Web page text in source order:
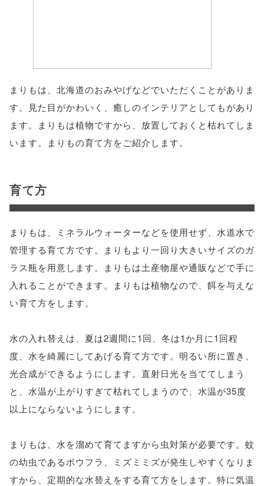
まりもは、北海道のおみやげなどでいただくことがありま
す。見た目がかわいく、癒しのインテリアとしてもがあり
ます。まりもは植物ですから、放置しておくと枯れてしま
います。まりもの育て方をご紹介します。
育て方
まりもは、ミネラルウォーターなどを使用せず、水道水で
管理する育て方です。まりもより一回り大きいサイズのガ
ラス瓶を用意します。まりもは土産物屋や通販などで手に
入れることができます。まりもは植物なので、餌を与えな
い育て方をします。
水の入れ替えは、夏は2週間に1回、冬は1か月に1回程
度、水を綺麗にしてあげる育て方です。明るい所に置き、
光合成ができるようにします。直射日光を当ててしまう
と、水温が上がりすぎて枯れてしまうので、水温が35度
以上にならないようにします。
まりもは、水を溜めて育てますから虫対策が必要です。蚊
の幼虫であるボウフラ、ミズミミズが発生しやすくなりま
すから、定期的な水替えをする育て方をします。特に気温